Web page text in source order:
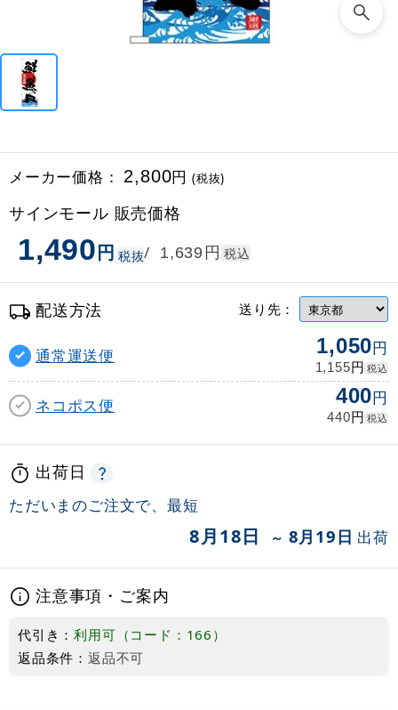
メーカー価格： 2,800円(税抜)
サインモール 販売価格
1,490円 税抜/ 1,639円 税込
配送方法 送り先：
通常運送便 1,050円
1,155円 税込
ネコポス便 400円
440円 税込
出荷日
ただいまのご注文で、最短
8月18日 ～ 8月19日 出荷
注意事項・ご案内
代引き：利用可（コード：166）
返品条件： 返品不可